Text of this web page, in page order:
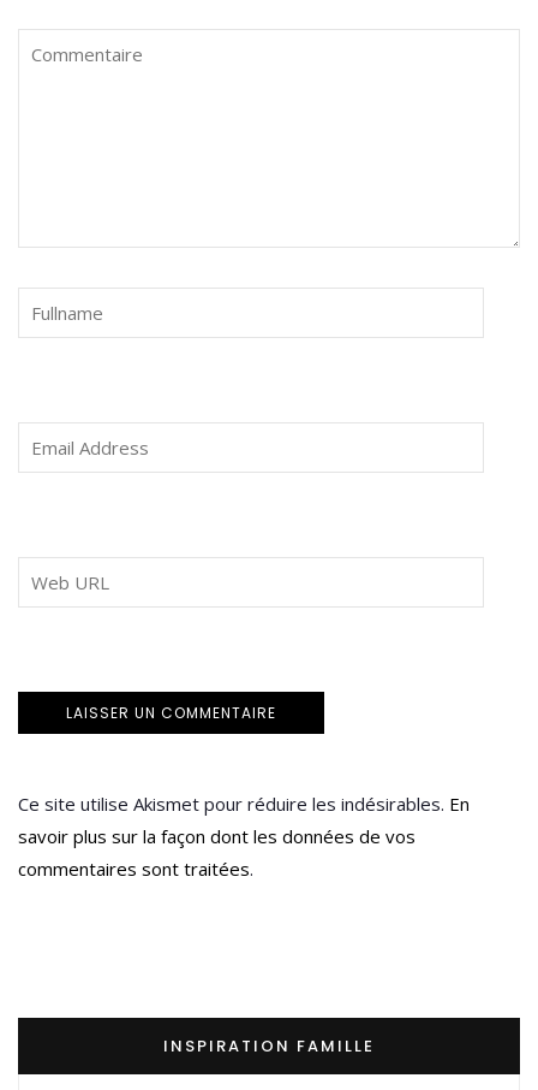
Ce site utilise Akismet pour réduire les indésirables. En
savoir plus sur la façon dont les données de vos
commentaires sont traitées.
INSPIRATION FAMILLE